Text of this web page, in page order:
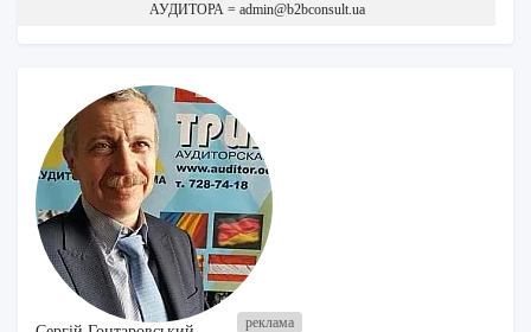
АУДИТОРА = admin@b2bconsult.ua